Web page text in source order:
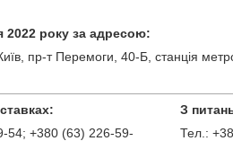
2022 року за адресою:
пр-т Перемоги, 40-Б, станція
54; +380 (63) 226-59-
З
Тел.: